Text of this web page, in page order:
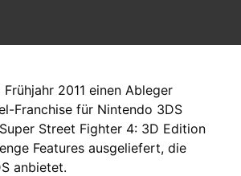
2011 einen Ableger
Franchise für Nintendo 3DS
Street Fighter 4: 3D Edition
Features ausgeliefert, die
anbietet.